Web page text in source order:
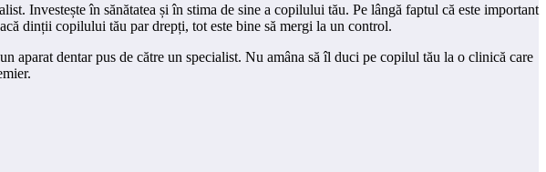
Investește în sănătatea și în stima de sine a copilului tău. Pe lângă faptul că este important
dinții copilului tău par drepți, tot este bine să mergi la un control.
aparat dentar pus de către un specialist. Nu amâna să îl duci pe copilul tău la o clinică care